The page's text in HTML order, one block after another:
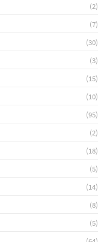
(2)
(7)
(30)
(3)
(15)
(10)
(95)
(2)
(18)
(5)
(14)
(8)
(5)